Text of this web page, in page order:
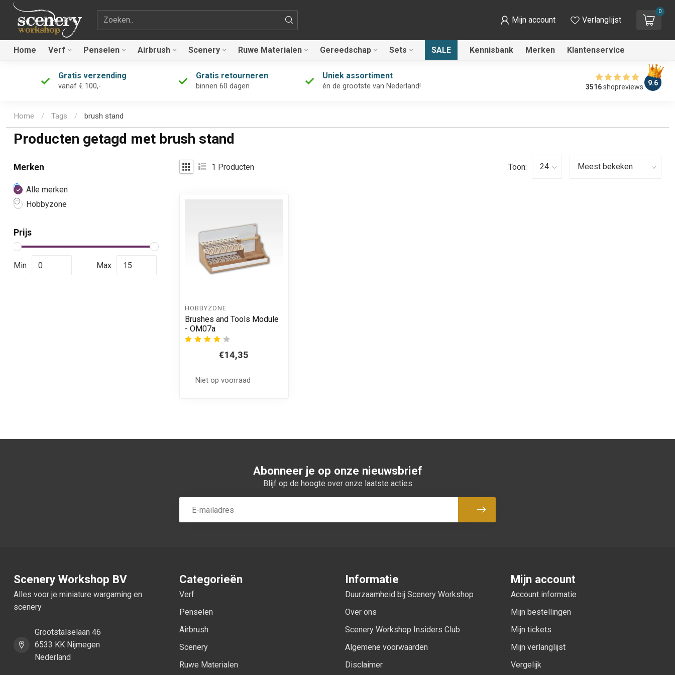
Zoekterm Mijn account Verlanglijst
0
Home Verf Penselen Airbrush Scenery Ruwe Materialen Gereedschap Sets SALE Kennisbank Merken Klantenservice
Gratis verzending
vanaf € 100,-
Gratis retourneren
binnen 60 dagen
Uniek assortiment
én de grootste van Nederland! 3516shopreviews 9.6
Home / Tags / brush stand
Producten getagd met brush stand
Merken
Alle merken
Hobbyzone
Prijs
Min Max
1 Producten Toon:
HOBBYZONE
Brushes and Tools Module
- OM07a
€14,35
Niet op voorraad
Abonneer je op onze nieuwsbrief
Blijf op de hoogte over onze laatste acties
Abonneer
Scenery Workshop BV
Alles voor je miniature wargaming en
scenery
Grootstalselaan 46
6533 KK Nijmegen
Nederland
Categorieën
Verf
Penselen
Airbrush
Scenery
Ruwe Materialen
Informatie
Duurzaamheid bij Scenery Workshop
Over ons
Scenery Workshop Insiders Club
Algemene voorwaarden
Disclaimer
Mijn account
Account informatie
Mijn bestellingen
Mijn tickets
Mijn verlanglijst
Vergelijk